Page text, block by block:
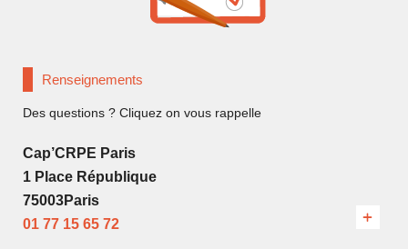
Renseignements
Des questions ? Cliquez on vous rappelle
Cap’CRPE Paris
1 Place République
75003Paris
01 77 15 65 72